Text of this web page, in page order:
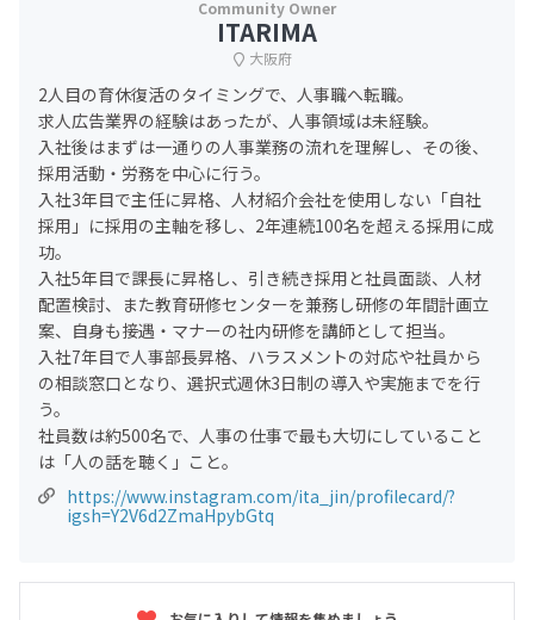
ITARIMA
大阪府
2人目の育休復活のタイミングで、人事職へ転職。
求人広告業界の経験はあったが、人事領域は未経験。
入社後はまずは一通りの人事業務の流れを理解し、その後、
採用活動・労務を中心に行う。
入社3年目で主任に昇格、人材紹介会社を使用しない「自社
採用」に採用の主軸を移し、2年連続100名を超える採用に成
功。
入社5年目で課長に昇格し、引き続き採用と社員面談、人材
配置検討、また教育研修センターを兼務し研修の年間計画立
案、自身も接遇・マナーの社内研修を講師として担当。
入社7年目で人事部長昇格、ハラスメントの対応や社員から
の相談窓口となり、選択式週休3日制の導入や実施までを行
う。
社員数は約500名で、人事の仕事で最も大切にしていること
は「人の話を聴く」こと。
https://www.instagram.com/ita_jin/profilecard/?
igsh=Y2V6d2ZmaHpybGtq